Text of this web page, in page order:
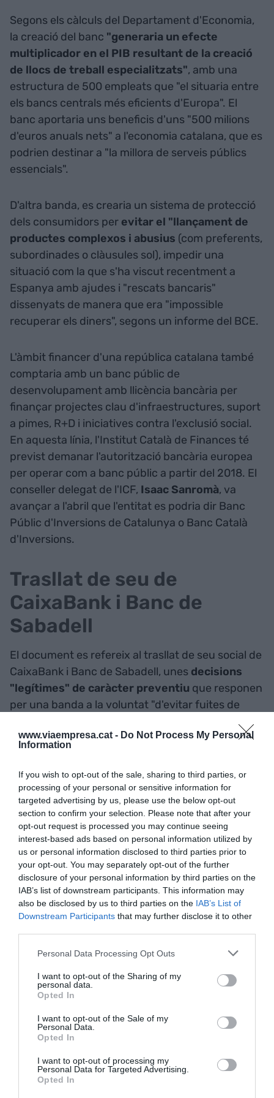
www.viaempresa.cat - Do Not Process My Personal
Information
If you wish to opt-out of the sale, sharing to third parties, or
processing of your personal or sensitive information for
targeted advertising by us, please use the below opt-out
section to confirm your selection. Please note that after your
opt-out request is processed you may continue seeing
interest-based ads based on personal information utilized by
us or personal information disclosed to third parties prior to
your opt-out. You may separately opt-out of the further
disclosure of your personal information by third parties on the
IAB’s list of downstream participants. This information may
also be disclosed by us to third parties on the IAB’s List of
Downstream Participants that may further disclose it to other
Personal Data Processing Opt Outs
I want to opt-out of the Sharing of my
personal data.
Opted In
I want to opt-out of the Sale of my
Personal Data.
Opted In
I want to opt-out of processing my
Personal Data for Targeted Advertising.
Opted In
Segons els càlculs del Departament d'Economia,
la creació del banc "generaria un efecte
multiplicador en el PIB resultant de la creació
de llocs de treball especialitzats", amb una
estructura de 500 empleats que "el situaria entre
els bancs centrals més eficients d'Europa". El
banc aportaria uns beneficis d'uns "500 milions
d'euros anuals nets" a l'economia catalana, que es
podrien destinar a "la millora de serveis públics
essencials".
D'altra banda, es crearia un sistema de protecció
dels consumidors per evitar el "llançament de
productes complexos i abusius (com preferents,
subordinades o clàusules sol), impedir una
situació com la que s'ha viscut recentment a
Espanya amb ajudes i "rescats bancaris"
dissenyats de manera que era "impossible
recuperar els diners", segons un informe del BCE.
L'àmbit financer d'una república catalana també
comptaria amb un banc públic de
desenvolupament amb llicència bancària per
finançar projectes clau d'infraestructures, suport
a pimes, R+D i iniciatives contra l'exclusió social.
En aquesta línia, l'Institut Català de Finances té
previst demanar l'autorització bancària europea
per operar com a banc públic a partir del 2018. El
conseller delegat de l'ICF, Isaac Sanromà, va
avançar a l'abril que l'entitat es podria dir Banc
Públic d'Inversions de Catalunya o Banc Català
d'Inversions.
Trasllat de seu de
CaixaBank i Banc de
Sabadell
El document es refereix al trasllat de seu social de
CaixaBank i Banc de Sabadell, unes decisions
"legítimes" de caràcter preventiu que responen
per una banda a la voluntat "d'evitar fuites de
dipòsits no catalans i de tranquil·litzar els seus
accionistes", però que també poden ser un
declaració d'independència "així com també a
pressions rebudes per part del Govern espanyol".
El Govern creu que es tracta d'un"moviment
transitori i reversible" tenint en compte que"el
70% del benefici de tot l'estat de CaixaBank el
realitza a Catalunya".Pel que fa al Banc de
Sabadell, es tracta d'un banc"més orientat a
empreses que a particulars, el que implica que
tampoc no pot (ni vol) renunciar a Catalunya". Els
que "certa incertesa en el període transitori cap al
nou estat és inevitable", especialment en l'àmbit
financer i a les respostes dels mercats a
"ha deixat de ser un escenari improbable a un de
probable i els reaccions que observem responen a
aquest canvi d'escenari i de probabilitats".